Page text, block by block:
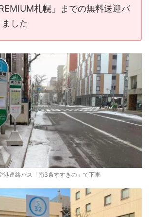
札幌」までの無料送迎バ
した
港連絡バス「南3条すすきの」で下車